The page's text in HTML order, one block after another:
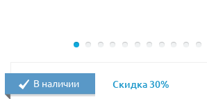
В наличии Скидка 30%